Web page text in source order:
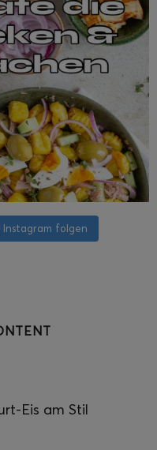
Instagram folgen
Eis am Stil